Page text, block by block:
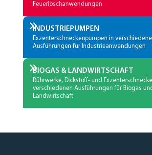
Feuerlöschanwendungen
INDUSTRIEPUMPEN
Exzenterschneckenpumpen in
Ausführungen für Industrieanwendungen
BIOGAS & LANDWIRTSCHAFT
Rührwerke, Dickstoff- und
verschiedenen Ausführungen für Biogas
Landwirtschaft